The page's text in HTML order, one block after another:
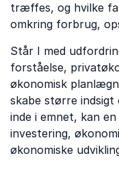
træffes, og hvilke
omkring forbrug,
Står I med
forståelse,
økonomisk
skabe større indsigt
inde i emnet, kan
investering,
økonomiske